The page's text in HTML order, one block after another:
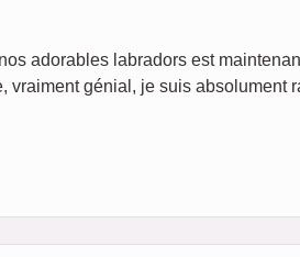
adorables labradors est
vraiment génial, je suis absolument